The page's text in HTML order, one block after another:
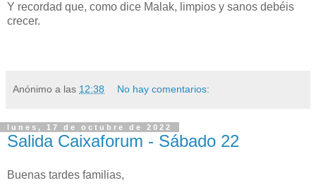
Y recordad que, como dice Malak, limpios y sanos debéis
crecer.
Anónimo a las 12:38 No hay comentarios:
lunes, 17 de octubre de 2022
Salida Caixaforum - Sábado 22
Buenas tardes familias,